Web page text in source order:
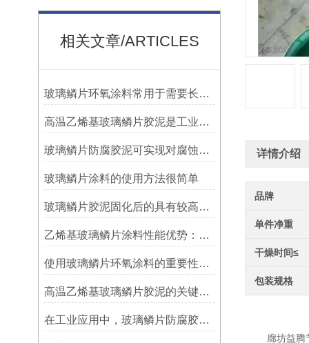
相关文章/ARTICLES
玻璃鳞片环氧涂料常用于需要长期防腐蚀保护的场合中
高温乙烯基玻璃鳞片胶泥是工业防腐领域中的特殊材料
玻璃鳞片防腐胶泥可实现对腐蚀介质的有效阻隔
玻璃鳞片涂料的使用方法很简单
玻璃鳞片胶泥固化后的具有较高的硬度和耐磨性
乙烯基玻璃鳞片涂料性能优势：多重防护的协同效应
使用玻璃鳞片环氧涂料的重要性在哪里方面？
高温乙烯基玻璃鳞片胶泥的关键优势：从耐久性到施工适应性
在工业应用中，玻璃鳞片防腐胶泥展现出了多重防护作用
详情介绍
品牌
单件净重
干燥时间≤
包装规格
廊坊益腾节